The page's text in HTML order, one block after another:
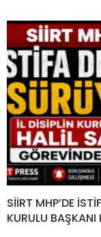
SİİRT MHP’DE
KURULU